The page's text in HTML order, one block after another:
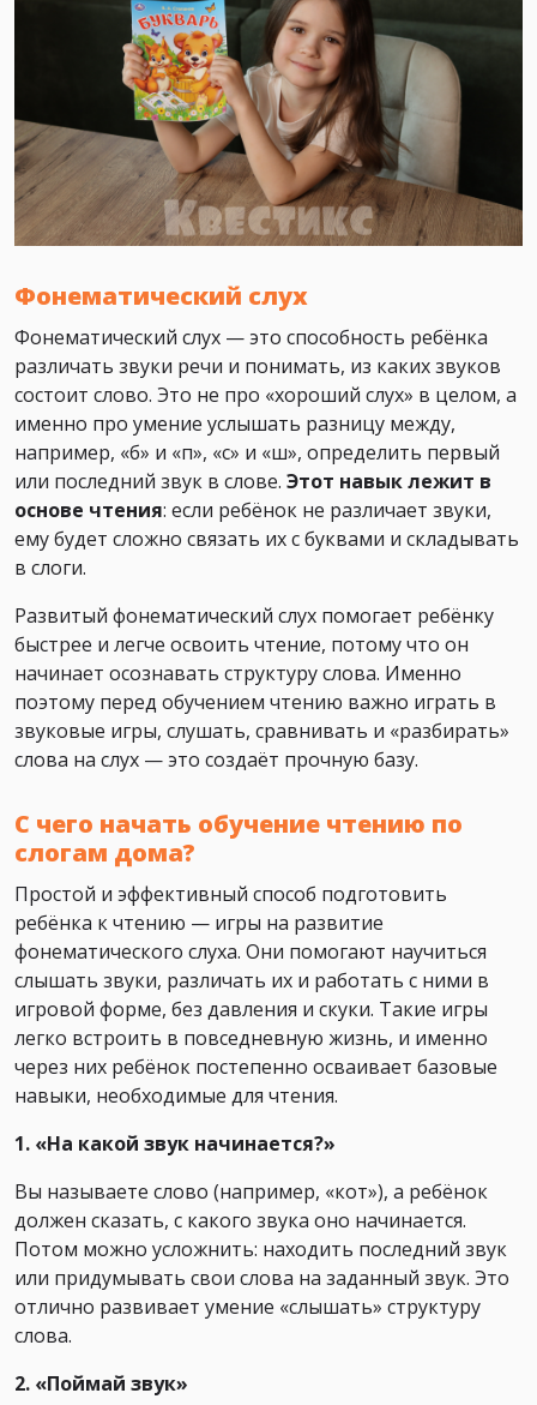
Фонематический слух
Фонематический слух — это способность ребёнка
различать звуки речи и понимать, из каких звуков
состоит слово. Это не про «хороший слух» в целом, а
именно про умение услышать разницу между,
например, «б» и «п», «с» и «ш», определить первый
или последний звук в слове. Этот навык лежит в
основе чтения: если ребёнок не различает звуки,
ему будет сложно связать их с буквами и складывать
в слоги.
Развитый фонематический слух помогает ребёнку
быстрее и легче освоить чтение, потому что он
начинает осознавать структуру слова. Именно
поэтому перед обучением чтению важно играть в
звуковые игры, слушать, сравнивать и «разбирать»
слова на слух — это создаёт прочную базу.
С чего начать обучение чтению по
слогам дома?
Простой и эффективный способ подготовить
ребёнка к чтению — игры на развитие
фонематического слуха. Они помогают научиться
слышать звуки, различать их и работать с ними в
игровой форме, без давления и скуки. Такие игры
легко встроить в повседневную жизнь, и именно
через них ребёнок постепенно осваивает базовые
навыки, необходимые для чтения.
1. «На какой звук начинается?»
Вы называете слово (например, «кот»), а ребёнок
должен сказать, с какого звука оно начинается.
Потом можно усложнить: находить последний звук
или придумывать свои слова на заданный звук. Это
отлично развивает умение «слышать» структуру
слова.
2. «Поймай звук»